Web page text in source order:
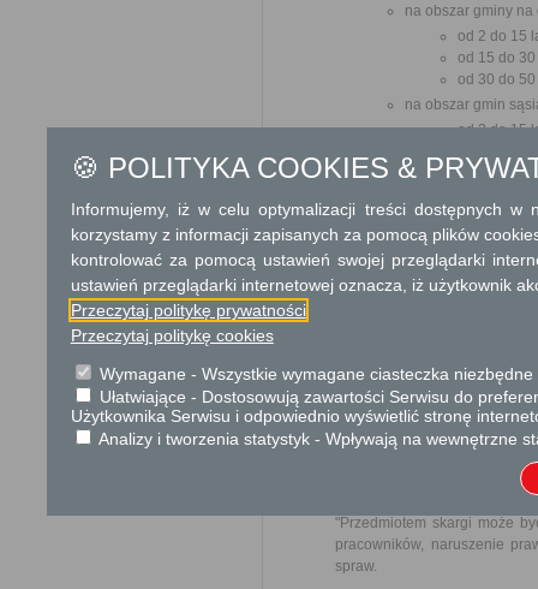
na obszar gminy na
od 2 do 15
od 15 do 30
od 30 do 50
na obszar gmin
od 2 do 15
od 30 do 50
od 2 do 15
od 15 do 30
od 30 do 50
Opłata skarbowa w
Tryb odwoławczy
Odwołanie wnosi się do
pośrednictwem organu, który
nadania w polskiej placówce
"Przedmiotem skargi może
pracowników, naruszenie
spraw.
🍪 POLITYKA COOKIES &
Informujemy, iż w celu optymalizacji treści dostępnych w
korzystamy z informacji zapisanych za pomocą plików
kontrolować za pomocą ustawień swojej przeglądarki
ustawień przeglądarki internetowej oznacza, iż użytkownik
Przeczytaj politykę prywatności
Przeczytaj politykę cookies
Wymagane - Wszystkie wymagane ciasteczka
Ułatwiające - Dostosowują zawartości Serwisu do
Użytkownika Serwisu i odpowiednio wyświetlić stronę
Analizy i tworzenia statystyk - Wpływają na wewnętrzne